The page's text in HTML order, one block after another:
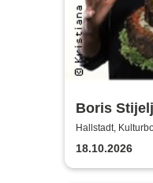
Boris
Therapie
und Leben
Hallstadt,
18.10.2026